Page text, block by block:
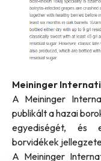
Meininger
A Meininger
publikált a hazai
egyediségét, és
borvidékek
A Meininger